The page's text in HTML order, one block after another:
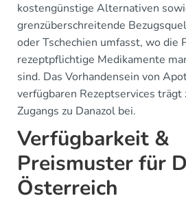
kostengünstige Alternativen
grenzüberschreitende
oder Tschechien umfasst, wo die
rezeptpflichtige Medikamente
sind. Das Vorhandensein von
verfügbaren Rezeptservices trägt
Zugangs zu Danazol bei.
Verfügbarkeit &
Preismuster für
Österreich